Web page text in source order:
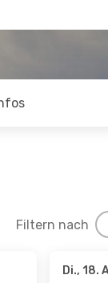
Filtern nach
Di., 18.